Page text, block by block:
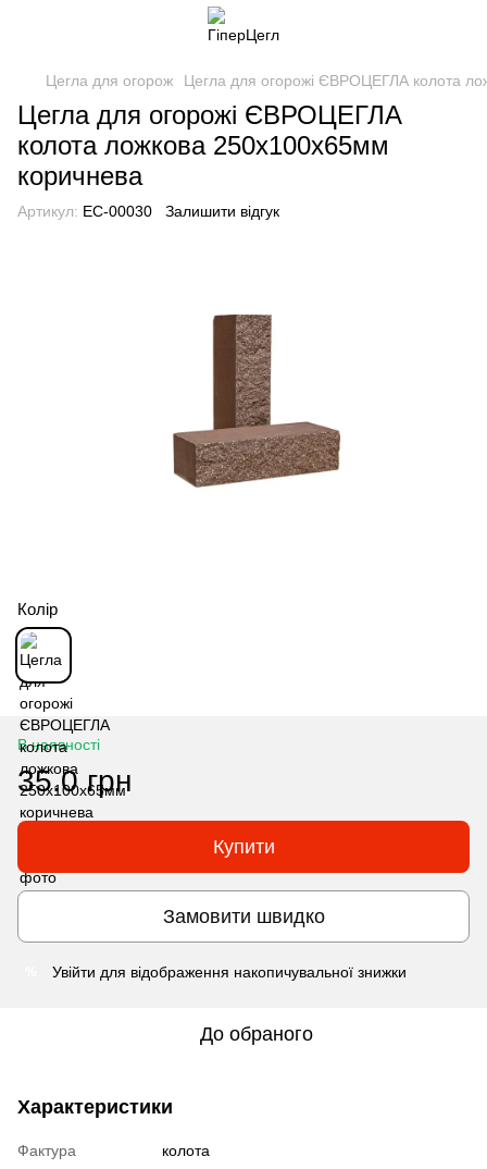
Цегла для огорож Цегла для огорожі ЄВРОЦЕГЛА колота
Цегла для огорожі ЄВРОЦЕГЛА
колота ложкова 250х100х65мм
коричнева
Артикул: EC-00030 Залишити відгук
Колір
В наявності
35.0 грн
Купити
Замовити швидко
Увійти для відображення накопичувальної знижки
До обраного
Характеристики
Фактура
колота